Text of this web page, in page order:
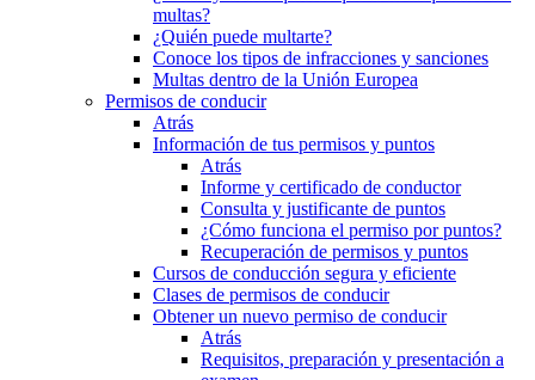
multas?
¿Quién puede multarte?
Conoce los tipos de infracciones y sanciones
Multas dentro de la Unión Europea
Permisos de conducir
Atrás
Información de tus permisos y puntos
Atrás
Informe y certificado de conductor
Consulta y justificante de puntos
¿Cómo funciona el permiso por puntos?
Recuperación de permisos y puntos
Cursos de conducción segura y eficiente
Clases de permisos de conducir
Obtener un nuevo permiso de conducir
Atrás
Requisitos, preparación y presentación a